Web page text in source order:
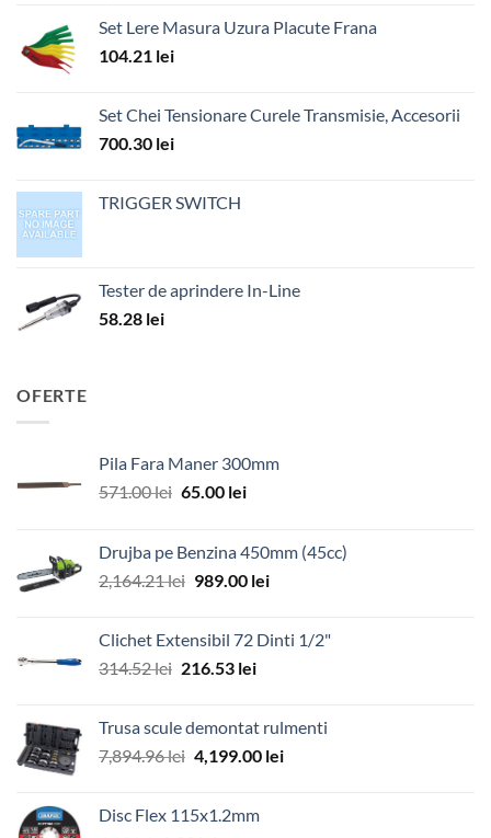
Set Lere Masura Uzura Placute Frana
104.21 lei
Set Chei Tensionare Curele Transmisie, Accesorii
700.30 lei
TRIGGER SWITCH
Tester de aprindere In-Line
58.28 lei
OFERTE
Pila Fara Maner 300mm
571.00lei Prețul
fost:
571.00 lei.
65.00 leiPrețul
65.00 lei.
Drujba pe Benzina 450mm (45cc)
2,164.21lei Prețul
fost:
2,164.21 lei.
989.00 leiPrețul
989.00 lei.
Clichet Extensibil 72 Dinti 1/2"
314.52lei Prețul
fost:
314.52 lei.
216.53 leiPrețul
216.53 lei.
Trusa scule demontat rulmenti
7,894.96lei Prețul
fost:
4,199.00 leiPrețul
Disc Flex 115x1.2mm